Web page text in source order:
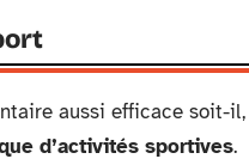
aussi efficace soit-
d’activités sportives.